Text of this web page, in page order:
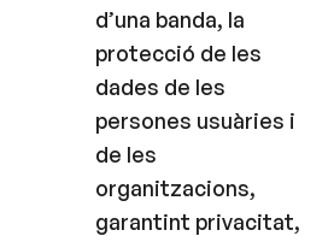
d’una banda, la
protecció de les
dades de les
persones usuàries i
de les
organitzacions,
garantint privacitat,